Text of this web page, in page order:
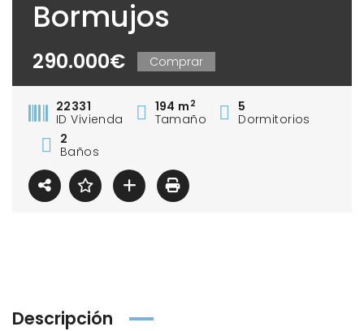
Bormujos
290.000€ Comprar
22331
ID Vivienda
194 m 2
Tamaño
5
Dormitorios
2
Baños
Descripción